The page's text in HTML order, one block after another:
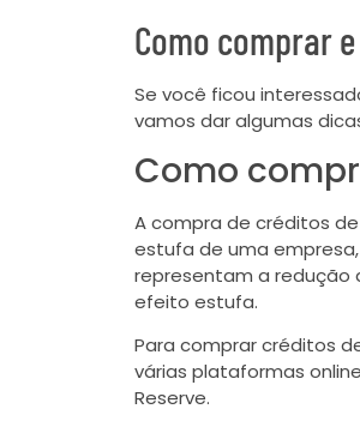
Como comprar
Se você ficou
vamos dar algumas
Como
A compra de créditos
estufa de uma
representam a redução
efeito estufa.
Para comprar créditos
várias plataformas
Reserve.